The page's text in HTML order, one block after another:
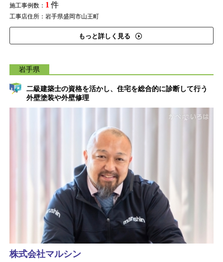
施工事例数： 1 件
工事店住所：岩手県盛岡市山王町
もっと詳しく見る
岩手県
二級建築士の資格を活かし、住宅を総合的に診断して行う
外壁塗装や外壁修理
株式会社マルシン